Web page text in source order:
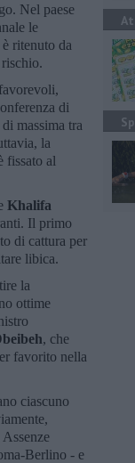
Nel paese
le
ritenuto da
di
massima tra
la
fissato al
Khalifa
Il primo
di cattura per
libica.
la
ottime
, che
favorito nella
ciascuno
Berlino - e